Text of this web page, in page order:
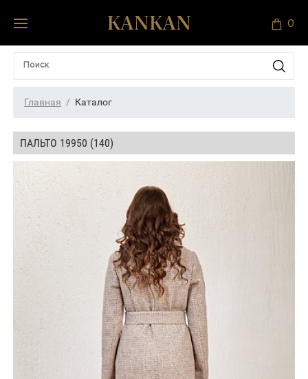
0
Главная Каталог
ПАЛЬТО 19950 (140)